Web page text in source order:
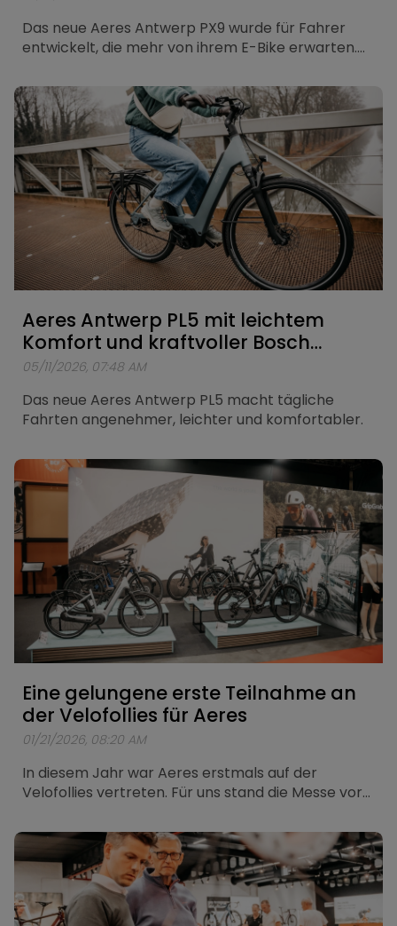
Das neue Aeres Antwerp PX9 wurde für Fahrer
entwickelt, die mehr von ihrem E-Bike erwarten.
der Shimano CUES 9-Gang-Schaltung und dem
vollständig integrierten Bosch PowerTube 625Wh
Akku vereint das Antwerp PX9 kraftvolle
Unterstützung mit hoher Vielseitigkeit. Ob auf dem
täglichen Weg durch die Stadt, bei längeren
Touren oder auf anspruchsvolleren Strecken –
das Antwerp PX9 gibt Ihnen die Freiheit, weiter zu
fahren.
Aeres Antwerp PL5 mit leichtem
Komfort und kraftvoller Bosch
Unterstützung
05/11/2026, 07:48 AM
Das neue Aeres Antwerp PL5 macht tägliche
Fahrten angenehmer, leichter und komfortabler.
Eine gelungene erste Teilnahme an
der Velofollies für Aeres
01/21/2026, 08:20 AM
In diesem Jahr war Aeres erstmals auf der
Velofollies vertreten. Für uns stand die Messe vor
und zuzuhören, wie sie E-Mobilität heute erleben
und wahrnehmen.